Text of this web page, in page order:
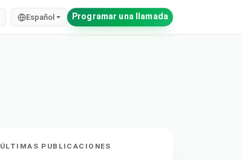
Español Programar una llamada
ÚLTIMAS PUBLICACIONES